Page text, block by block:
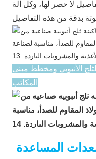
لا حصر لها، وكل آلة
الأنبوبي ومخطط مبنى
المكاتب
المساعدة